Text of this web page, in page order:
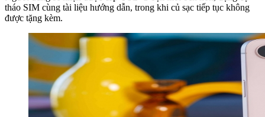
tháo SIM cùng tài liệu hướng dẫn, trong khi củ sạc tiếp tục không
được tặng kèm.